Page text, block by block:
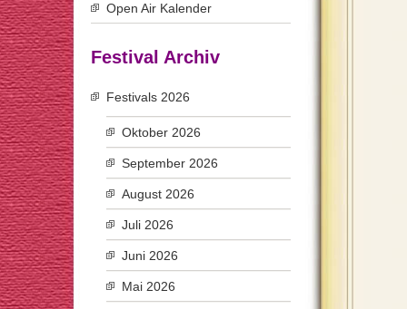
Open Air Kalender
Festival Archiv
Festivals 2026
Oktober 2026
September 2026
August 2026
Juli 2026
Juni 2026
Mai 2026